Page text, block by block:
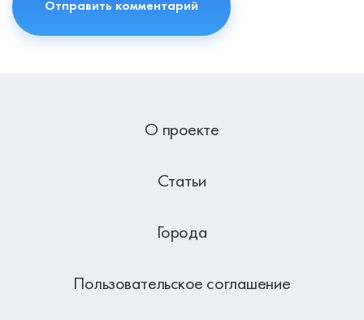
О проекте
Статьи
Города
Пользовательское соглашение